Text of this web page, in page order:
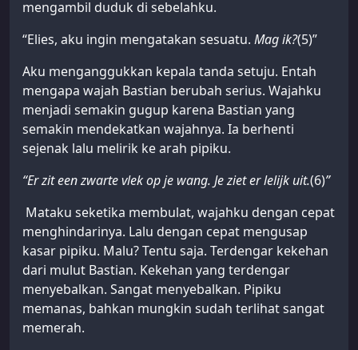
mengambil duduk di sebelahku.
“Elies, aku ingin mengatakan sesuatu. Mag ik?(5)”
Aku menganggukkan kepala tanda setuju. Entah
mengapa wajah Bastian berubah serius. Wajahku
menjadi semakin gugup karena Bastian yang
semakin mendekatkan wajahnya. Ia berhenti
sejenak lalu melirik ke arah pipiku.
“Er zit een zwarte vlek op je wang. Je ziet er lelijk uit.(6)”
Mataku seketika membulat, wajahku dengan cepat
menghindarinya. Lalu dengan cepat mengusap
kasar pipiku. Malu? Tentu saja. Terdengar kekehan
dari mulut Bastian. Kekehan yang terdengar
menyebalkan. Sangat menyebalkan. Pipiku
memanas, bahkan mungkin sudah terlihat sangat
memerah.